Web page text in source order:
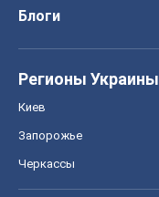
Блоги
Регионы Украины
Киев
Запорожье
Черкассы